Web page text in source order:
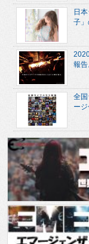
日
子」
報告
全
ー